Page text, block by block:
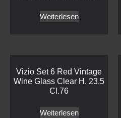
Weiterlesen
Vizio Set 6 Red Vintage
Wine Glass Clear H. 23.5
Cl.76
Weiterlesen